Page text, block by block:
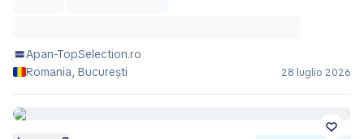
Apan-TopSelection.ro
Romania, București
28 luglio 2026